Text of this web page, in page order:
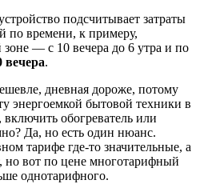
подсчитывает затраты
по времени, к примеру,
— с 10 вечера до 6 утра и по
вечера.
дневная дороже, потому
энергоемкой бытовой техники в
обогреватель или
Да, но есть один нюанс.
тарифе где-то значительные, а
но вот по цене многотарифный
однотарифного.